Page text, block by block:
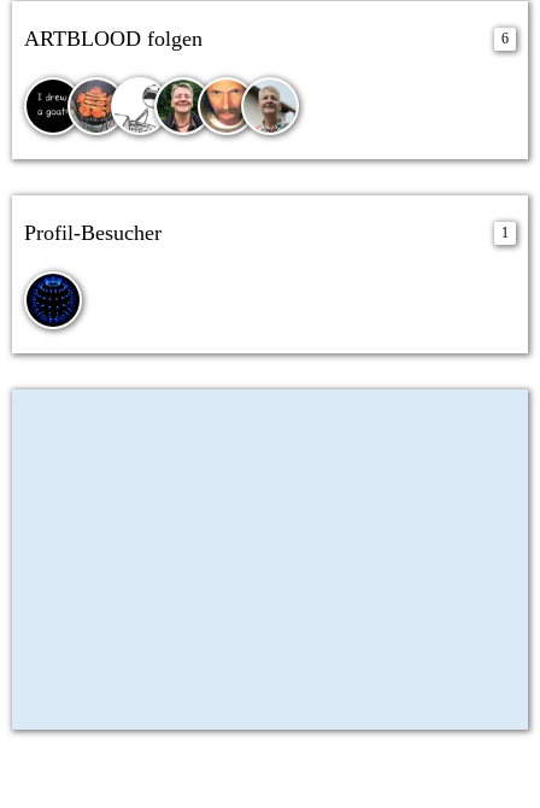
ARTBLOOD folgen 6
Profil-Besucher 1